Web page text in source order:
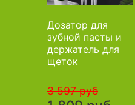
Дозатор для
зубной пасты и
держатель для
щеток
3 597 руб